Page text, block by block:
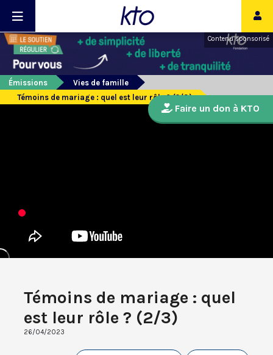
Contenu sponsorisé
Émissions
Vies de famille
Témoins de mariage : quel est leur rôle ? (2/3)
Témoins de mariage : quel
est leur rôle ? (2/3)
26/04/2023
Faire un don à KTO